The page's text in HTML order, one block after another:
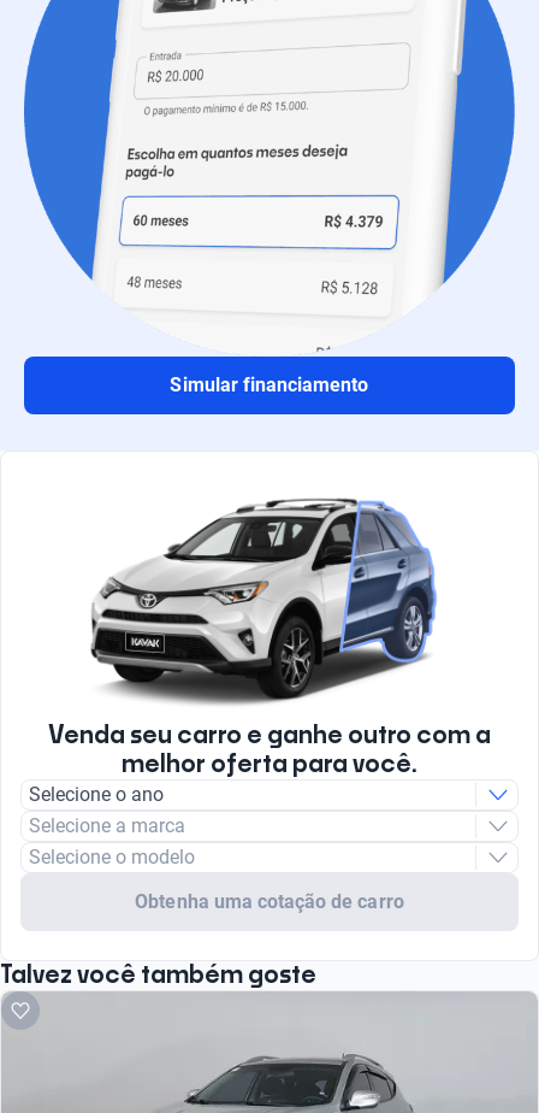
Simular financiamento
Venda seu carro e ganhe outro com a
melhor oferta para você.
Selecione o ano
Selecione a marca
Selecione o modelo
Obtenha uma cotação de carro
Talvez você também goste